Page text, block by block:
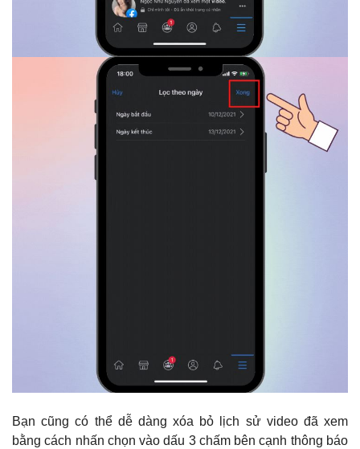
Bạn cũng có thể dễ dàng xóa bỏ lịch sử video đã xem
bằng cách nhấn chọn vào dấu 3 chấm bên cạnh thông báo